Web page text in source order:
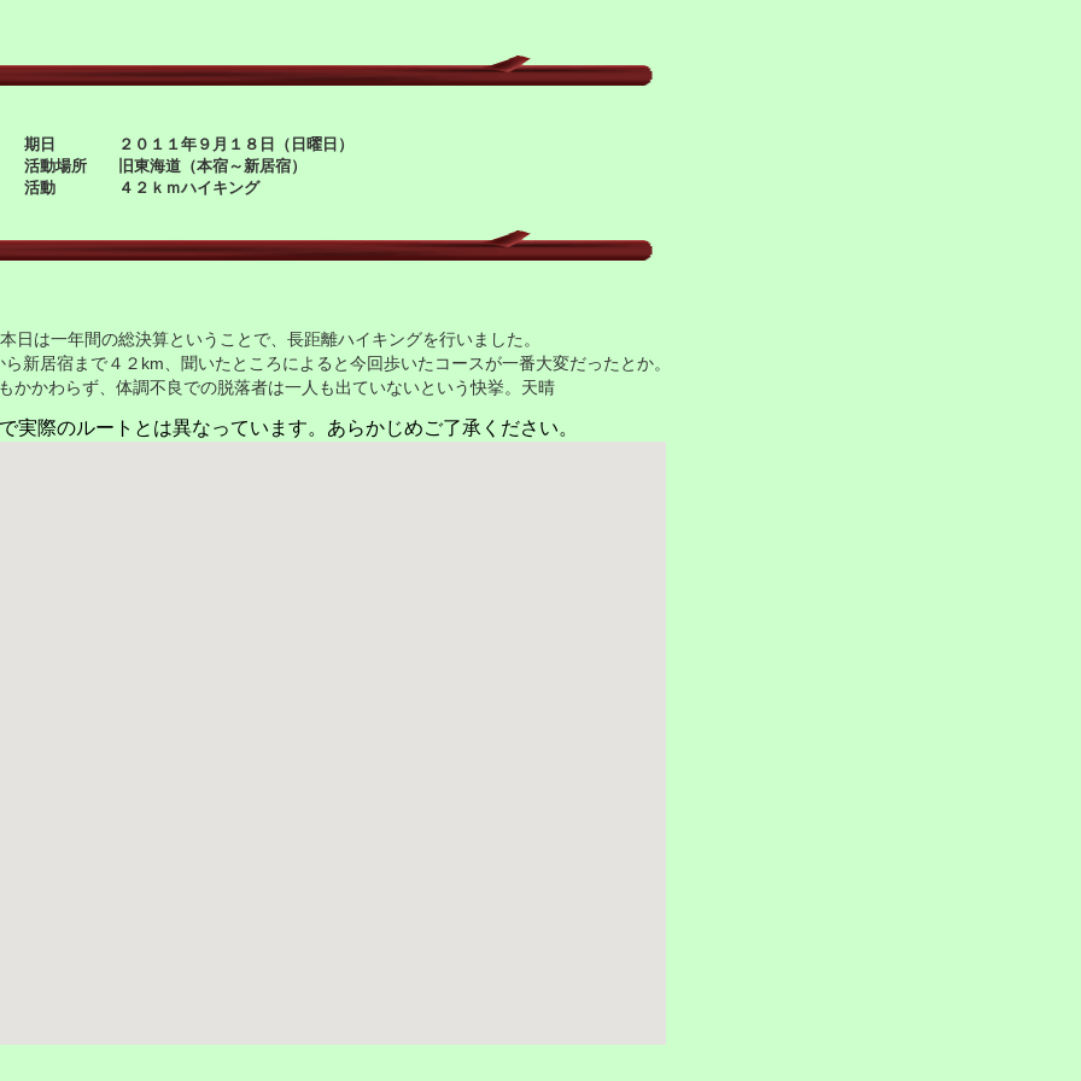
期日 ２０１１年９月１８日（日曜日）
活動場所 旧東海道（本宿～新居宿）
活動 ４２ｋｍハイキング
本日は一年間の総決算ということで、長距離ハイキングを行いました。
ら新居宿まで４２km、聞いたところによると今回歩いたコースが一番大変だったとか。
かかわらず、体調不良での脱落者は一人も出ていないという快挙。天晴
際のルートとは異なっています。あらかじめご了承ください。